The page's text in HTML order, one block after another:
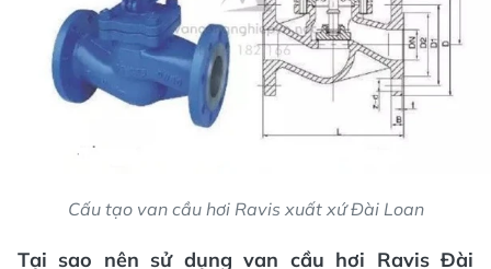
Cấu tạo van cầu hơi Ravis xuất xứ Đài Loan
Tại sao nên sử dụng van cầu hơi Ravis Đài